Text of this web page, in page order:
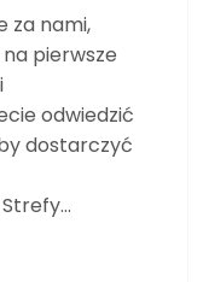
za nami,
pierwsze
odwiedzić
dostarczyć